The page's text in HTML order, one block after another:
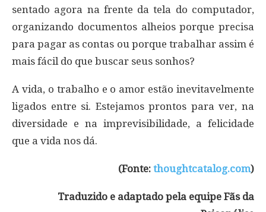
sentado agora na frente da tela do computador,
organizando documentos alheios porque precisa
para pagar as contas ou porque trabalhar assim é
mais fácil do que buscar seus sonhos?
A vida, o trabalho e o amor estão inevitavelmente
ligados entre si. Estejamos prontos para ver, na
diversidade e na imprevisibilidade, a felicidade
que a vida nos dá.
(Fonte: thoughtcatalog.com)
Traduzido e adaptado pela equipe Fãs da